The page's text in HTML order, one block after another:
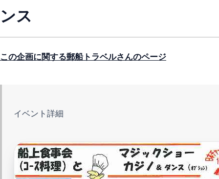
ンス
この企画に関する郵船トラベルさんのページ
イベント詳細